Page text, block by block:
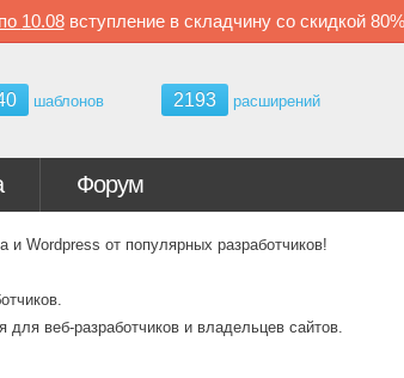
10.08вступление в складчину со скидкой 80%
шаблонов 2193 расширений
Форум
Wordpress от популярных разработчиков!
веб-разработчиков и владельцев сайтов.